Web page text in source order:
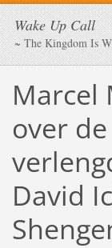
Wake Up Call
~ The Kingdom Is
Marcel
over
David